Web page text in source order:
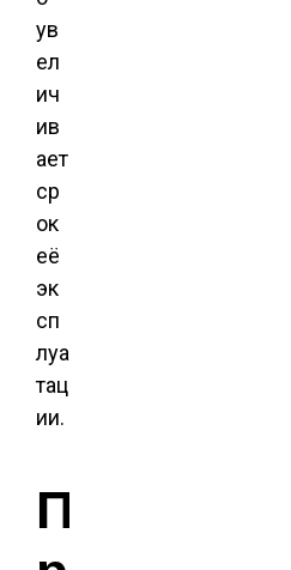
ув
ел
ич
ив
ает
ср
ок
её
эк
сп
луа
тац
ии.
П